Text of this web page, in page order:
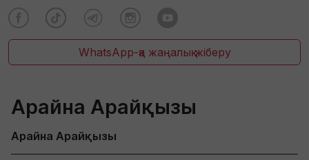
WhatsApp-қа жаңалық жіберу
Арайна Арайқызы
Арайна Арайқызы